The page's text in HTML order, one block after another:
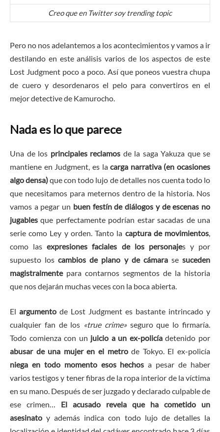
Creo que en Twitter soy trending topic
Pero no nos adelantemos a los acontecimientos y vamos a ir
destilando en este análisis varios de los aspectos de este
Lost Judgment poco a poco. Así que poneos vuestra chupa
de cuero y desordenaros el pelo para convertiros en el
mejor detective de Kamurocho.
Nada es lo que parece
Una de los principales reclamos de la saga Yakuza que se
mantiene en Judgment, es lacarga narrativa (en ocasiones
algo densa)que con todo lujo de detalles nos cuenta todo lo
que necesitamos para meternos dentro de la historia. Nos
vamos a pegar un buen festín de diálogos y de escenas no
jugables que perfectamente podrían estar sacadas de una
serie como Ley y orden. Tanto la captura de movimientos
como lasexpresiones faciales de los personajes y por
supuesto loscambios de plano y de cámarasesuceden
magistralmentepara contarnos segmentos de la historia
que nos dejarán muchas veces con la boca abierta.
El argumento de Lost Judgment es bastante intrincado y
cualquier fan de los «true crime»seguro que lo firmaría.
Todo comienza con un juicio a un ex-policíadetenido por
abusar de una mujer en el metrode Tokyo. El ex-policía
niega en todo momento esos hechos a pesar de haber
varios testigos y tener fibras de la ropa interior de la víctima
en su mano. Después de ser juzgado y declarado culpable de
ese crimen… El acusado revela que ha cometido un
asesinato y además indica con todo lujo de detalles la